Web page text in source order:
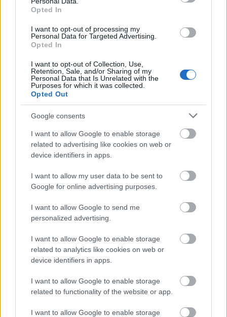
Opted In
I want to opt-out of processing my
Personal Data for Targeted Advertising.
Opted In
I want to opt-out of Collection, Use,
Retention, Sale, and/or Sharing of my
Personal Data that Is Unrelated with the
Purposes for which it was collected.
Opted Out
Google consents
I want to allow Google to enable storage
related to advertising like cookies on web or
device identifiers in apps.
I want to allow my user data to be sent to
Google for online advertising purposes.
I want to allow Google to send me
personalized advertising.
I want to allow Google to enable storage
related to analytics like cookies on web or
device identifiers in apps.
I want to allow Google to enable storage
related to functionality of the website or app.
I want to allow Google to enable storage
Διαβάζονται αυτή τη στιγμή
Τράπεζες: Στα 55,5 εκατ. ευρώ ο λογαριασμός
από τα δάνεια του ν. Κατσέλη
γραμμές» για το περιβάλλον και τι αλλάζει σε
ξενοδοχεία, νησιά και επενδύσεις
Τα ανοιχτά μέτωπα για την ενίσχυση της
ελληνικής βιομηχανίας
TAGS: Συντάξεις ΕΦΚΑ Συνταξιούχοι Πληρωμές